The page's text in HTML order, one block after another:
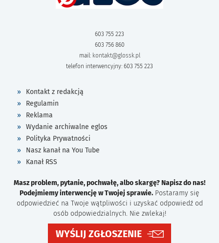
603 755 223
603 756 860
mail: kontakt@glossk.pl
telefon interwencyjny: 603 755 223
Kontakt z redakcją
Regulamin
Reklama
Wydanie archiwalne eglos
Polityka Prywatności
Nasz kanał na You Tube
Kanał RSS
Masz problem, pytanie, pochwałę, albo skargę? Napisz do nas!
Podejmiemy interwencję w Twojej sprawie. Postaramy się
odpowiedzieć na Twoje wątpliwości i uzyskać odpowiedź od
osób odpowiedzialnych. Nie zwlekaj!
WYŚLIJ ZGŁOSZENIE